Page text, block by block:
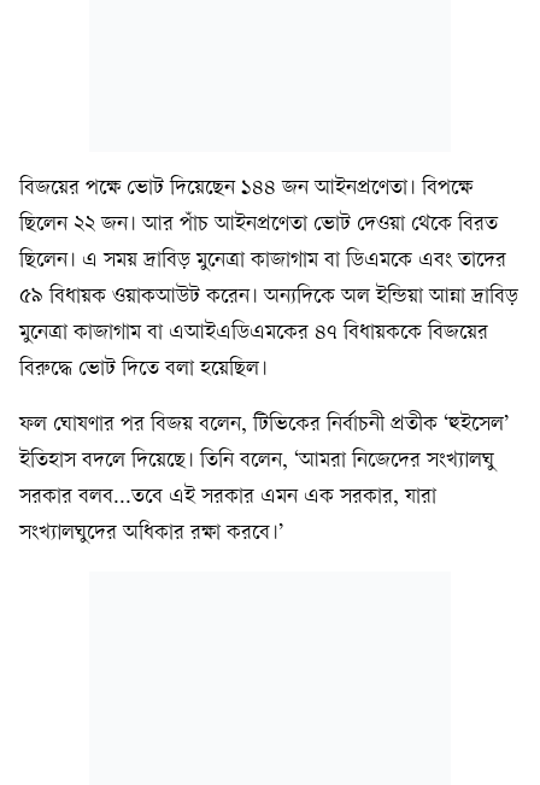
বিজয়ের পক্ষে ভোট দিয়েছেন ১৪৪ জন আইনপ্রণেতা। বিপক্ষে
ছিলেন ২২ জন। আর পাঁচ আইনপ্রণেতা ভোট দেওয়া থেকে বিরত
ছিলেন। এ সময় দ্রাবিড় মুনেত্রা কাজাগাম বা ডিএমকে এবং তাদের
৫৯ বিধায়ক ওয়াকআউট করেন। অন্যদিকে অল ইন্ডিয়া আন্না দ্রাবিড়
মুনেত্রা কাজাগাম বা এআইএডিএমকের ৪৭ বিধায়ককে বিজয়ের
বিরুদ্ধে ভোট দিতে বলা হয়েছিল।
ফল ঘোষণার পর বিজয় বলেন, টিভিকের নির্বাচনী প্রতীক ‘হুইসেল’
ইতিহাস বদলে দিয়েছে। তিনি বলেন, ‘আমরা নিজেদের সংখ্যালঘু
সরকার বলব...তবে এই সরকার এমন এক সরকার, যারা
সংখ্যালঘুদের অধিকার রক্ষা করবে।’